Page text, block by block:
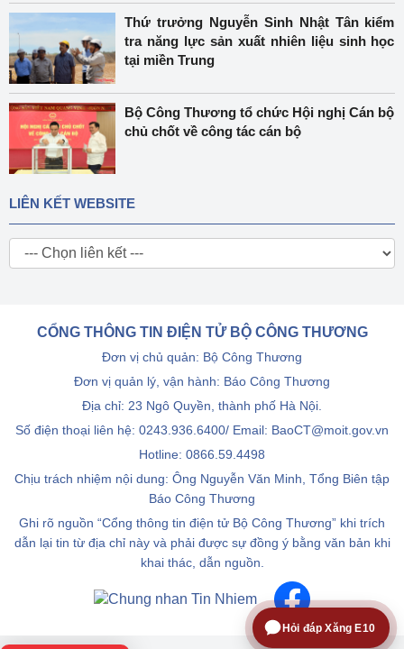
Thứ trưởng Nguyễn Sinh Nhật Tân kiểm
tra năng lực sản xuất nhiên liệu sinh học
tại miền Trung
Bộ Công Thương tổ chức Hội nghị Cán bộ
chủ chốt về công tác cán bộ
LIÊN KẾT WEBSITE
CỔNG THÔNG TIN ĐIỆN TỬ BỘ CÔNG THƯƠNG
Đơn vị chủ quản: Bộ Công Thương
Đơn vị quản lý, vận hành: Báo Công Thương
Địa chỉ: 23 Ngô Quyền, thành phố Hà Nội.
Số điện thoại liên hệ: 0243.936.6400/ Email: BaoCT@moit.gov.vn
Hotline: 0866.59.4498
Chịu trách nhiệm nội dung: Ông Nguyễn Văn Minh, Tổng Biên tập
Báo Công Thương
Ghi rõ nguồn “Cổng thông tin điện tử Bộ Công Thương” khi trích
dẫn lại tin từ địa chỉ này và phải được sự đồng ý bằng văn bản khi
khai thác, dẫn nguồn.
Hỏi đáp Xăng E10